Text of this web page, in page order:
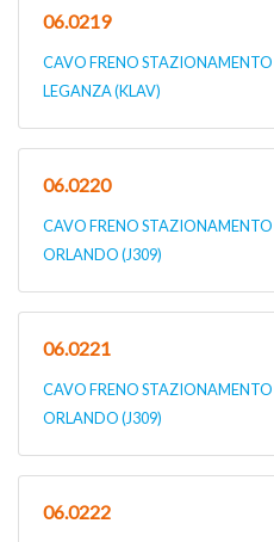
06.0219
CAVO FRENO
LEGANZA (KLAV)
06.0220
CAVO FRENO
ORLANDO (J309)
06.0221
CAVO FRENO
ORLANDO (J309)
06.0222